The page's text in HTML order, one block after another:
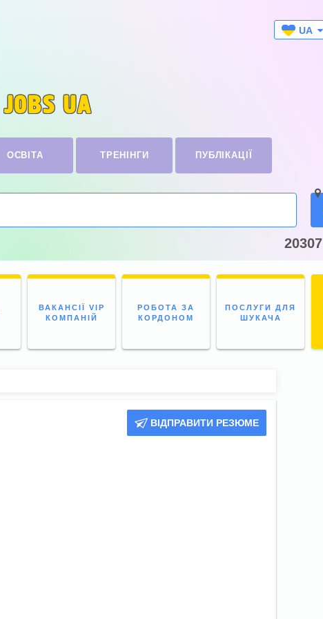
UA
JOBS UA
ОСВІТА ТРЕНІНГИ ПУБЛІКАЦІЇ
20307
ВАКАНСІЇ VIP
КОМПАНІЙ
РОБОТА ЗА
КОРДОНОМ
ПОСЛУГИ ДЛЯ
ШУКАЧА
ВІДПРАВИТИ РЕЗЮМЕ